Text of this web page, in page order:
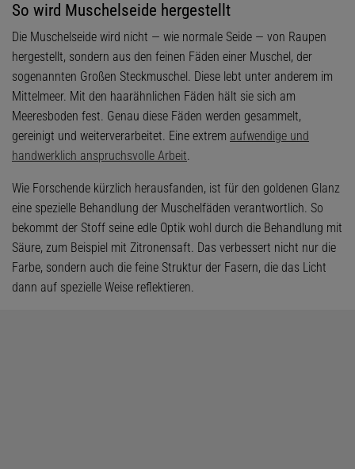
So wird Muschelseide hergestellt
Die Muschelseide wird nicht — wie normale Seide — von Raupen
hergestellt, sondern aus den feinen Fäden einer Muschel, der
sogenannten Großen Steckmuschel. Diese lebt unter anderem im
Mittelmeer. Mit den haarähnlichen Fäden hält sie sich am
Meeresboden fest. Genau diese Fäden werden gesammelt,
gereinigt und weiterverarbeitet. Eine extrem aufwendige und
handwerklich anspruchsvolle Arbeit.
Wie Forschende kürzlich herausfanden, ist für den goldenen Glanz
eine spezielle Behandlung der Muschelfäden verantwortlich. So
bekommt der Stoff seine edle Optik wohl durch die Behandlung mit
Säure, zum Beispiel mit Zitronensaft. Das verbessert nicht nur die
Farbe, sondern auch die feine Struktur der Fasern, die das Licht
dann auf spezielle Weise reflektieren.